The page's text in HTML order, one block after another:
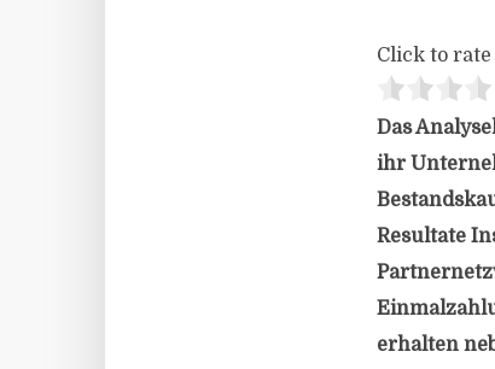
Click to
Das
ihr
Resultate
erhalten